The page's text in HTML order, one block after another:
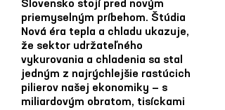
Slovensko stojí pred novým
priemyselným príbehom. Štúdia
Nová éra tepla a chladu ukazuje,
že sektor udržateľného
vykurovania a chladenia sa stal
jedným z najrýchlejšie rastúcich
pilierov našej ekonomiky — s
miliardovým obratom, tisíckami